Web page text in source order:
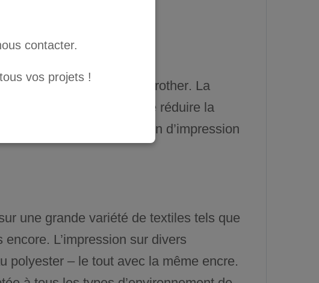
DTG autorisé par
Brother. La
est trop faible afin de réduire la
Fonction de réservation d’impression
une grande variété de textiles tels que
L’impression sur divers
polyester – le tout avec la même encre.
contacter.
vos projets !